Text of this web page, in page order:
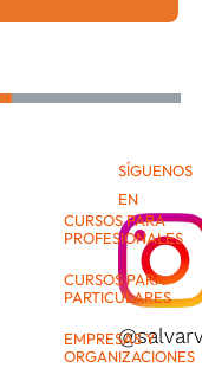
CURSOS PARA
PROFESIONALES
CURSOS PARA
PARTICULARES
EMPRESAS Y
ORGANIZACIONES
SÍGUENOS
EN